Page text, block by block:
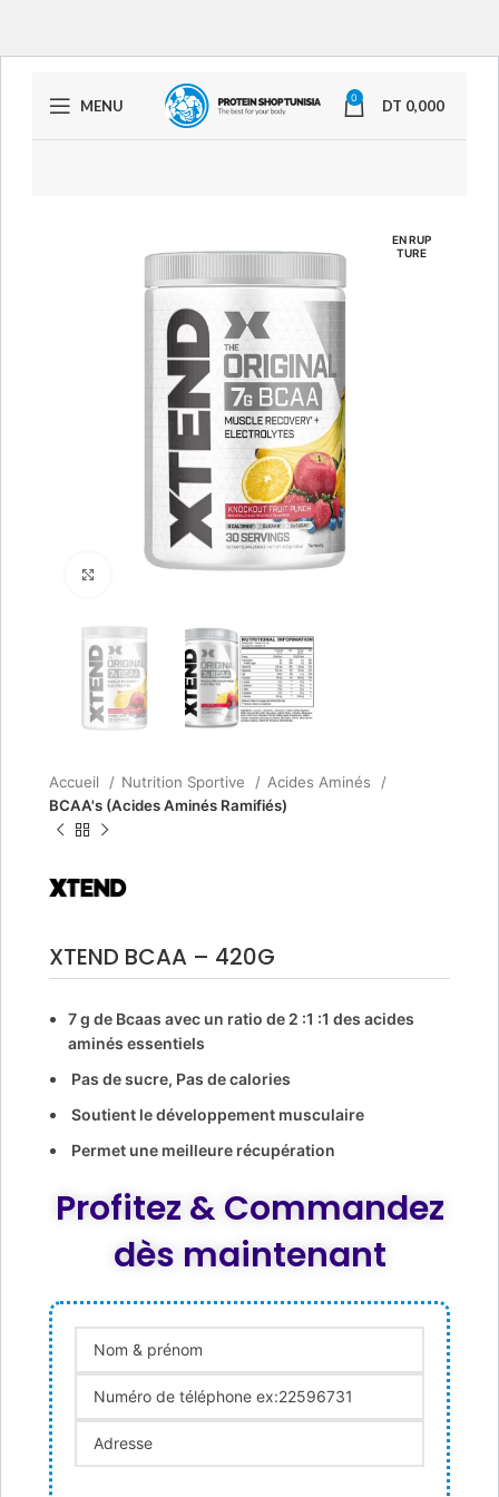
MENU 0 DT 0,000
EN RUP
TURE
Agrandir
Accueil Nutrition Sportive
Acides Aminés
BCAA's (Acides Aminés Ramifiés)
XTEND BCAA – 420G
7 g de Bcaas avec un ratio de 2 :1 :1 des acides
aminés essentiels
Pas de sucre, Pas de calories
Soutient le développement musculaire
Permet une meilleure récupération
Profitez & Commandez
dès maintenant